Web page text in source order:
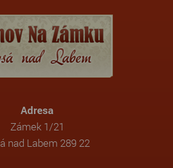
Adresa
Zámek 1/21
nad Labem 289 22